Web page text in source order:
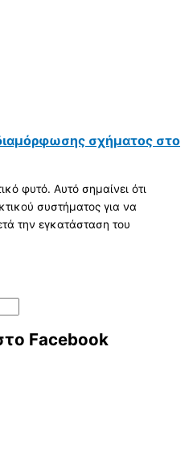
σχήματος στο
φυτό. Αυτό σημαίνει ότι
συστήματος για να
την εγκατάσταση του
Facebook